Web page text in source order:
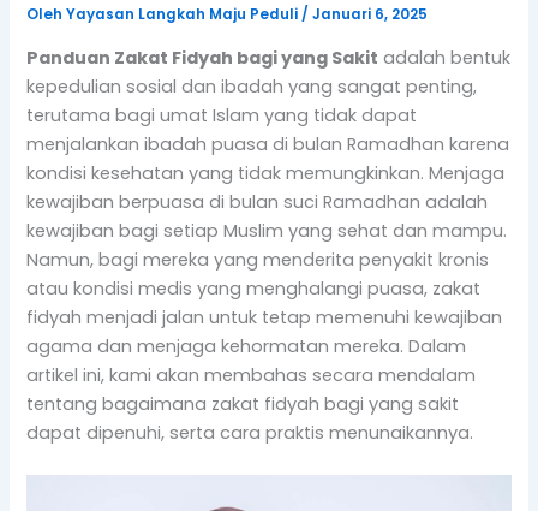
OlehYayasan Langkah Maju Peduli/Januari 6, 2025
Panduan Zakat Fidyah bagi yang Sakit adalah bentuk
kepedulian sosial dan ibadah yang sangat penting,
terutama bagi umat Islam yang tidak dapat
menjalankan ibadah puasa di bulan Ramadhan karena
kondisi kesehatan yang tidak memungkinkan. Menjaga
kewajiban berpuasa di bulan suci Ramadhan adalah
kewajiban bagi setiap Muslim yang sehat dan mampu.
Namun, bagi mereka yang menderita penyakit kronis
atau kondisi medis yang menghalangi puasa, zakat
fidyah menjadi jalan untuk tetap memenuhi kewajiban
agama dan menjaga kehormatan mereka. Dalam
artikel ini, kami akan membahas secara mendalam
tentang bagaimana zakat fidyah bagi yang sakit
dapat dipenuhi, serta cara praktis menunaikannya.